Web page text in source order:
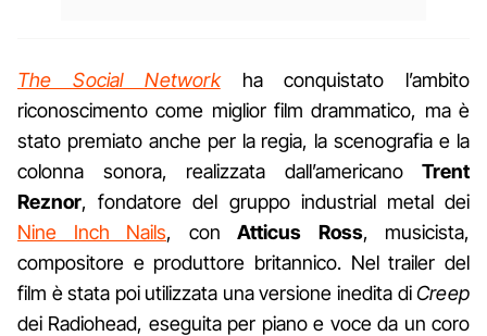
The Social Networkha conquistato l’ambito
riconoscimento come miglior film drammatico, ma è
stato premiato anche per la regia, la scenografia e la
colonna sonora, realizzata dall’americano Trent
Reznor, fondatore del gruppo industrial metal dei
Nine Inch Nails, con Atticus Ross, musicista,
compositore e produttore britannico. Nel trailer del
film è stata poi utilizzata una versione inedita diCreep
dei Radiohead, eseguita per piano e voce da un coro